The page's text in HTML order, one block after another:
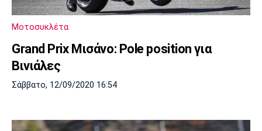
Μοτοσυκλέτα
Grand Prix Μισάνο: Pole position για
Βινιάλες
Σάββατο, 12/09/2020 16:54